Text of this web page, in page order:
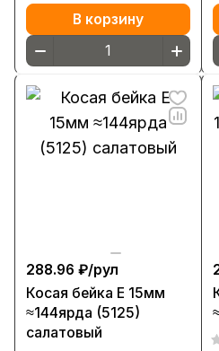
В корзину
288.96 ₽/рул
Косая бейка Е 15мм
≈144ярда (5125)
салатовый